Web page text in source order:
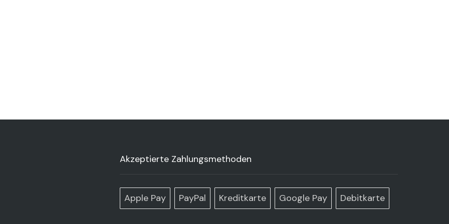
Akzeptierte Zahlungsmethoden
Apple Pay PayPal Kreditkarte Google Pay Debitkarte